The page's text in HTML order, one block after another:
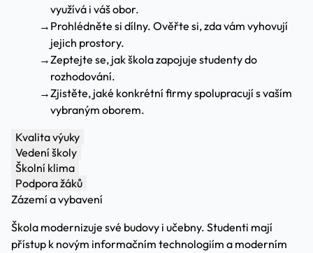
využívá i váš obor.
→ Prohlédněte si dílny. Ověřte si, zda vám vyhovují
jejich prostory.
→Zeptejte se, jak škola zapojuje studenty do
rozhodování.
→Zjistěte, jaké konkrétní firmy spolupracují s vaším
vybraným oborem.
Kvalita výuky
Vedení školy
Školní klima
Podpora žáků
Zázemí a vybavení
Škola modernizuje své budovy i učebny. Studenti mají
přístup k novým informačním technologiím a moderním